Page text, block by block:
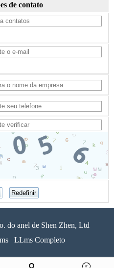
de contato
do anel de Shen Zhen, Ltd
LLms Completo